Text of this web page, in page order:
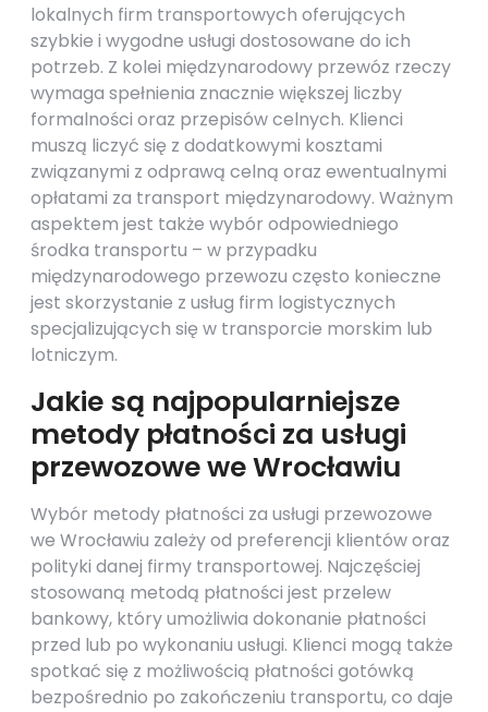
lokalnych firm transportowych oferujących
szybkie i wygodne usługi dostosowane do ich
potrzeb. Z kolei międzynarodowy przewóz rzeczy
wymaga spełnienia znacznie większej liczby
formalności oraz przepisów celnych. Klienci
muszą liczyć się z dodatkowymi kosztami
związanymi z odprawą celną oraz ewentualnymi
opłatami za transport międzynarodowy. Ważnym
aspektem jest także wybór odpowiedniego
środka transportu – w przypadku
międzynarodowego przewozu często konieczne
jest skorzystanie z usług firm logistycznych
specjalizujących się w transporcie morskim lub
lotniczym.
Jakie są najpopularniejsze
metody płatności za usługi
przewozowe we Wrocławiu
Wybór metody płatności za usługi przewozowe
we Wrocławiu zależy od preferencji klientów oraz
polityki danej firmy transportowej. Najczęściej
stosowaną metodą płatności jest przelew
bankowy, który umożliwia dokonanie płatności
przed lub po wykonaniu usługi. Klienci mogą także
spotkać się z możliwością płatności gotówką
bezpośrednio po zakończeniu transportu, co daje